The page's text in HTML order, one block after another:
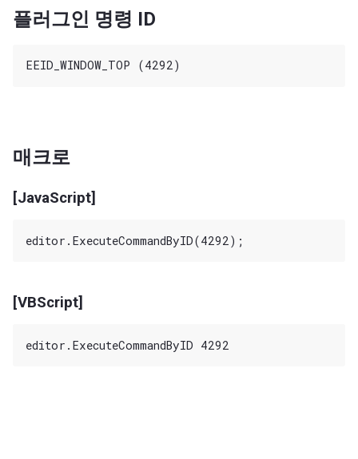
플러그인 명령 ID
매크로
[JavaScript]
[VBScript]